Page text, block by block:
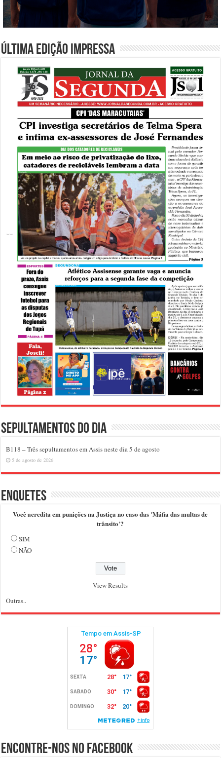
Última edição impressa
Sepultamentos do dia
B118 – Três sepultamentos em Assis neste dia 5 de agosto
5 de agosto de 2026
Enquetes
Você acredita em punições na Justiça no caso das 'Máfia das multas de
trânsito'?
SIM
NÃO
View Results
Outras..
Encontre-nos no Facebook